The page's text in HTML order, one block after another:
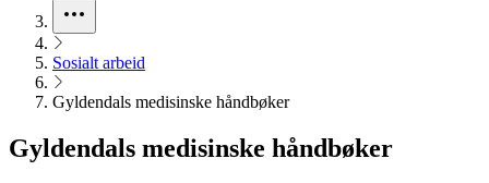
Sosialt arbeid
Gyldendals medisinske håndbøker
Gyldendals medisinske håndbøker